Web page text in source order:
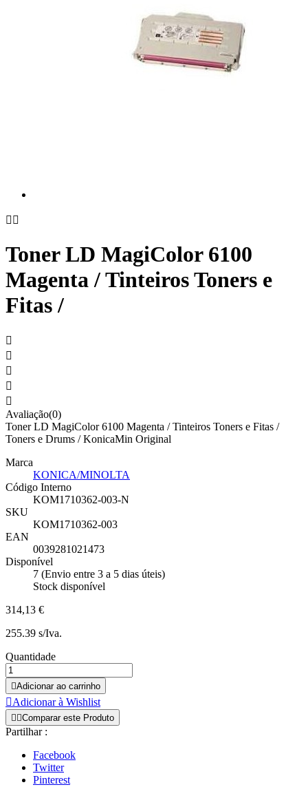
 
Toner LD MagiColor 6100
Magenta / Tinteiros Toners e
Fitas /





Avaliação(0)
Toner LD MagiColor 6100 Magenta / Tinteiros Toners e Fitas /
Toners e Drums / KonicaMin Original
Marca
KONICA/MINOLTA
Código Interno
KOM1710362-003-N
SKU
KOM1710362-003
EAN
0039281021473
Disponível
7 (Envio entre 3 a 5 dias úteis)
Stock disponível
314,13 €
255.39 s/Iva.
Quantidade
Adicionar ao carrinho
Adicionar à Wishlist
 Comparar este Produto
Partilhar :
Facebook
Twitter
Pinterest